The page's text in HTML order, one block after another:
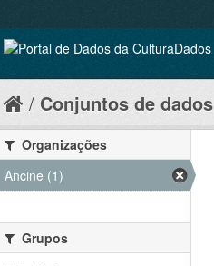
Conjuntos de dados
Organizações
Ancine (1)
Grupos